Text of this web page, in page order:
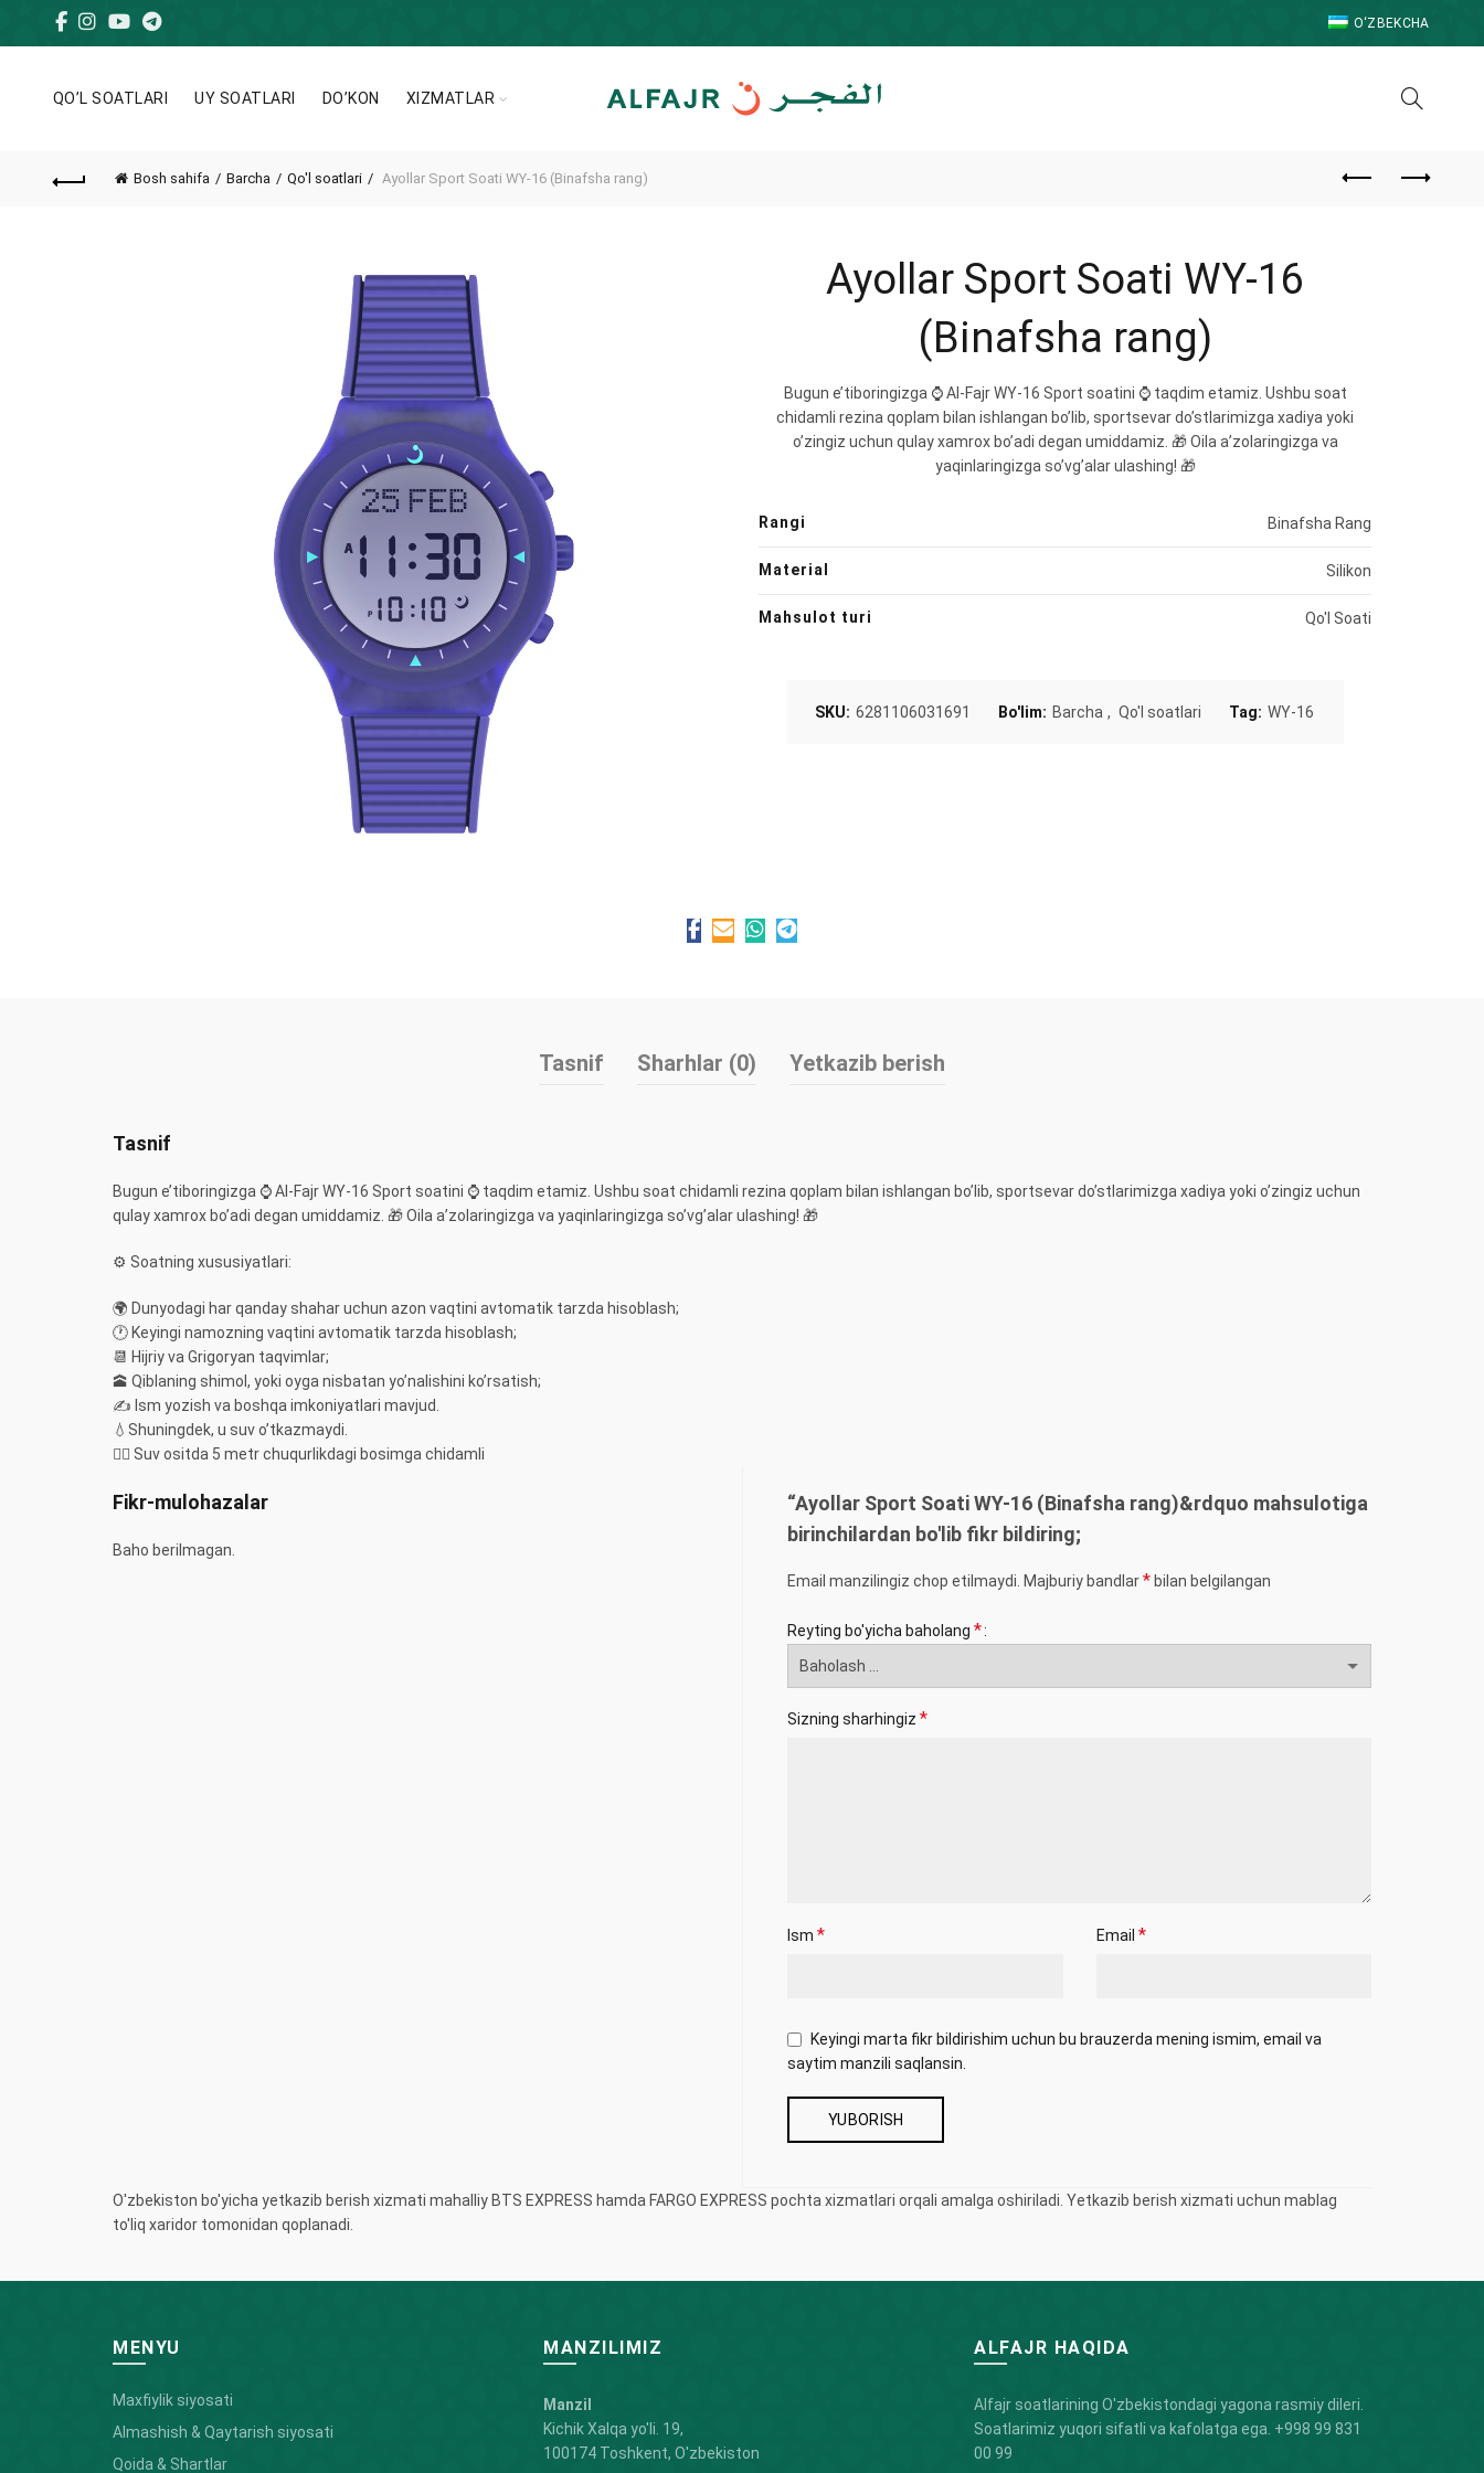
O‘ZBEKCHA
QO’L SOATLARI UY SOATLARI DO’KON XIZMATLAR
Bosh sahifa Barcha Qo'l soatlari Ayollar Sport Soati WY-16 (Binafsha rang)
Ayollar Sport Soati WY-16
(Binafsha rang)
Bugun e’tiboringizga ⌚️ Al-Fajr WY-16 Sport soatini ⌚️ taqdim etamiz. Ushbu soat
chidamli rezina qoplam bilan ishlangan bo’lib, sportsevar do’stlarimizga xadiya yoki
o’zingiz uchun qulay xamrox bo’adi degan umiddamiz. 🎁 Oila a’zolaringizga va
yaqinlaringizga so’vg’alar ulashing! 🎁
Rangi Binafsha Rang
Material Silikon
Mahsulot turi Qo'l Soati
SKU: 6281106031691 Bo'lim: Barcha , Qo'l soatlari Tag: WY-16
Tasnif Sharhlar (0) Yetkazib berish
Tasnif
Bugun e’tiboringizga ⌚️ Al-Fajr WY-16 Sport soatini ⌚️ taqdim etamiz. Ushbu soat chidamli rezina qoplam bilan ishlangan bo’lib, sportsevar do’stlarimizga xadiya yoki o’zingiz uchun
qulay xamrox bo’adi degan umiddamiz. 🎁 Oila a’zolaringizga va yaqinlaringizga so’vg’alar ulashing! 🎁
⚙️ Soatning xususiyatlari:
🌍 Dunyodagi har qanday shahar uchun azon vaqtini avtomatik tarzda hisoblash;
🕐 Keyingi namozning vaqtini avtomatik tarzda hisoblash;
📆 Hijriy va Grigoryan taqvimlar;
🕋 Qiblaning shimol, yoki oyga nisbatan yo’nalishini ko’rsatish;
✍️ Ism yozish va boshqa imkoniyatlari mavjud.
💧Shuningdek, u suv o’tkazmaydi.
🏊‍♀️ Suv ositda 5 metr chuqurlikdagi bosimga chidamli
Fikr-mulohazalar
Baho berilmagan.
“Ayollar Sport Soati WY-16 (Binafsha rang)&rdquo mahsulotiga
birinchilardan bo'lib fikr bildiring;
Email manzilingiz chop etilmaydi. Majburiy bandlar* bilan belgilangan
Reyting bo'yicha baholang *
Sizning sharhingiz *
Ism * Email *
Keyingi marta fikr bildirishim uchun bu brauzerda mening ismim, email va
saytim manzili saqlansin.
O'zbekiston bo'yicha yetkazib berish xizmati mahalliy BTS EXPRESS hamda FARGO EXPRESS pochta xizmatlari orqali amalga oshiriladi. Yetkazib berish xizmati uchun mablag
to'liq xaridor tomonidan qoplanadi.
MENYU
Maxfiylik siyosati
Almashish & Qaytarish siyosati
Qoida & Shartlar
MANZILIMIZ
Manzil
Kichik Xalqa yo'li. 19,
100174 Toshkent, O'zbekiston
ALFAJR HAQIDA
Alfajr soatlarining O'zbekistondagi yagona rasmiy dileri.
Soatlarimiz yuqori sifatli va kafolatga ega. +998 99 831
00 99